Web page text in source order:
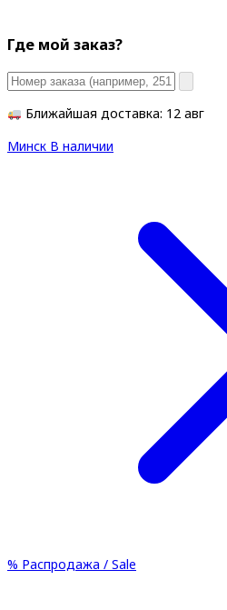
Где мой заказ?
Ближайшая доставка: 12 авг
Минск В наличии
% Распродажа / Sale